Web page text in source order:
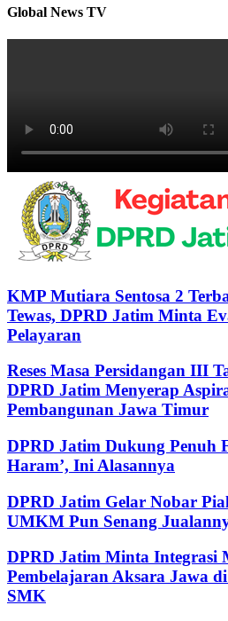
Global News TV
KMP Mutiara Sentosa 2
Tewas, DPRD Jatim Minta
Pelayaran
Reses Masa Persidangan III
DPRD Jatim Menyerap
Pembangunan Jawa Timur
DPRD Jatim Dukung Penuh
Haram’, Ini Alasannya
DPRD Jatim Gelar Nobar
UMKM Pun Senang
DPRD Jatim Minta Integrasi
Pembelajaran Aksara Jawa
SMK